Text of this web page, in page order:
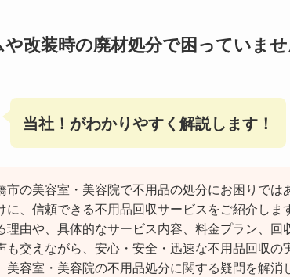
や改装時の廃材処分で困っていま
当社！がわかりやすく解説します！
市の美容室・美容院で不用品の処分にお困りで
に、信頼できる不用品回収サービスをご紹介し
理由や、具体的なサービス内容、料金プラン、
も交えながら、安心・安全・迅速な不用品回収
美容室・美容院の不用品処分に関する疑問を解